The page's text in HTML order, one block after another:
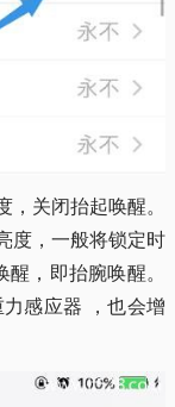
关闭抬起唤醒。
度，一般将锁定时
，即抬腕唤醒。
感应器 ，也会增